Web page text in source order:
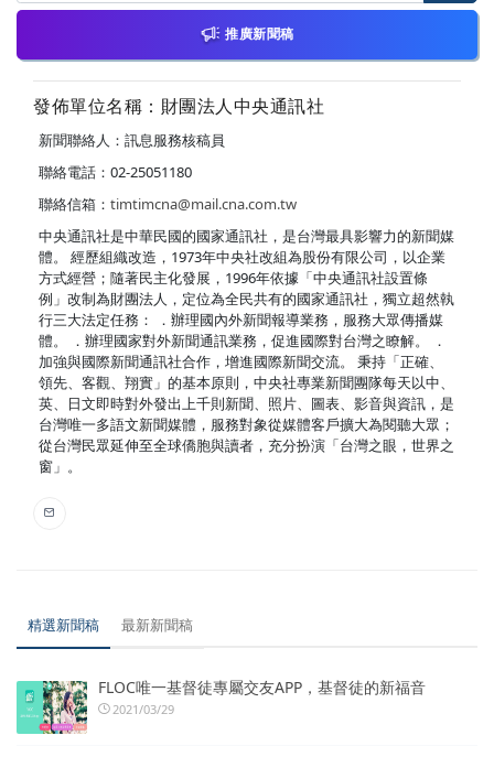
推廣新聞稿
發佈單位名稱：財團法人中央通訊社
新聞聯絡人：訊息服務核稿員
聯絡電話：02-25051180
聯絡信箱： timtimcna@mail.cna.com.tw
中央通訊社是中華民國的國家通訊社，是台灣最具影響力的新聞媒
體。 經歷組織改造，1973年中央社改組為股份有限公司，以企業
方式經營；隨著民主化發展，1996年依據「中央通訊社設置條
例」改制為財團法人，定位為全民共有的國家通訊社，獨立超然執
行三大法定任務： ．辦理國內外新聞報導業務，服務大眾傳播媒
體。 ．辦理國家對外新聞通訊業務，促進國際對台灣之瞭解。 ．
加強與國際新聞通訊社合作，增進國際新聞交流。 秉持「正確、
領先、客觀、翔實」的基本原則，中央社專業新聞團隊每天以中、
英、日文即時對外發出上千則新聞、照片、圖表、影音與資訊，是
台灣唯一多語文新聞媒體，服務對象從媒體客戶擴大為閱聽大眾；
從台灣民眾延伸至全球僑胞與讀者，充分扮演「台灣之眼，世界之
窗」。
精選新聞稿 最新新聞稿
FLOC唯一基督徒專屬交友APP，基督徒的新福音
2021/03/29